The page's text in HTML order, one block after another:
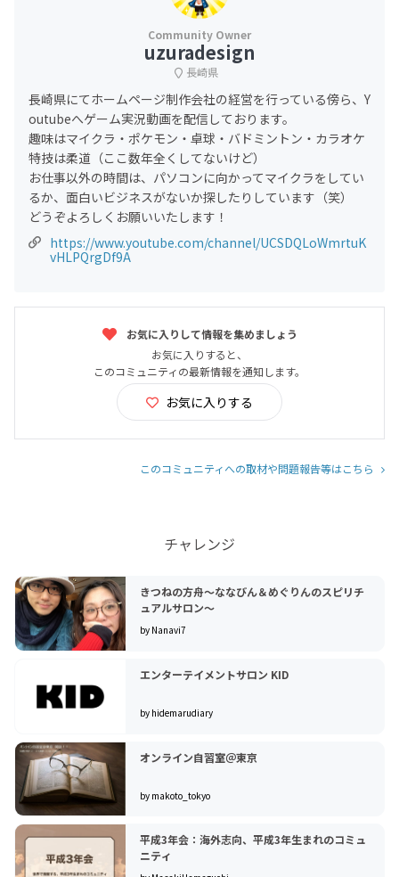
uzuradesign
長崎県
長崎県にてホームページ制作会社の経営を行っている傍ら、Y
outubeへゲーム実況動画を配信しております。
趣味はマイクラ・ポケモン・卓球・バドミントン・カラオケ
特技は柔道（ここ数年全くしてないけど）
お仕事以外の時間は、パソコンに向かってマイクラをしてい
るか、面白いビジネスがないか探したりしています（笑）
どうぞよろしくお願いいたします！
https://www.youtube.com/channel/UCSDQLoWmrtuK
vHLPQrgDf9A
お気に入りして情報を集めましょう
お気に入りすると、
このコミュニティの最新情報を通知します。
お気に入りする
このコミュニティへの取材や問題報告等はこちら
チャレンジ
きつねの方舟〜ななびん＆めぐりんのスピリチ
ュアルサロン〜
by Nanavi7
エンターテイメントサロン KID
by hidemarudiary
オンライン自習室＠東京
by makoto_tokyo
平成3年会：海外志向、平成3年生まれのコミュ
ニティ